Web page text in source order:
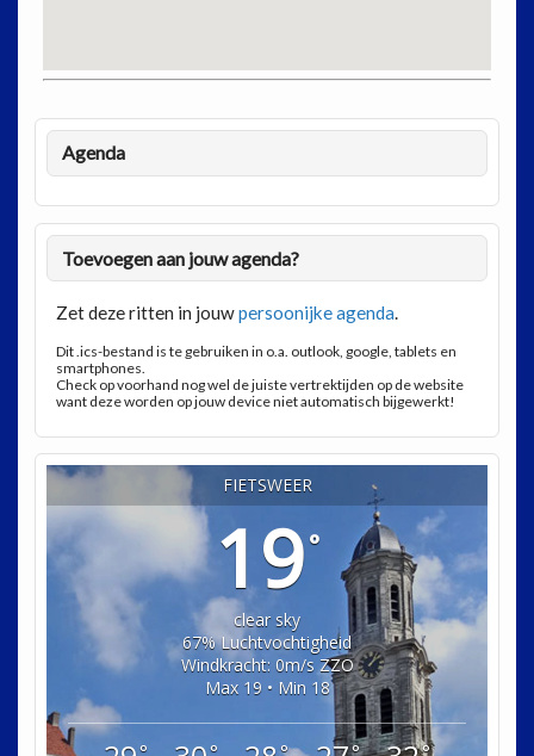
Agenda
Toevoegen aan jouw agenda?
Zet deze ritten in jouwpersoonijke agenda.
Dit .ics-bestand is te gebruiken in o.a. outlook, google, tablets en
smartphones.
Check op voorhand nog wel de juiste vertrektijden op de website
want deze worden op jouw device niet automatisch bijgewerkt!
FIETSWEER
19°
clear sky
67% Luchtvochtigheid
Windkracht: 0m/s ZZO
Max 19 • Min 18